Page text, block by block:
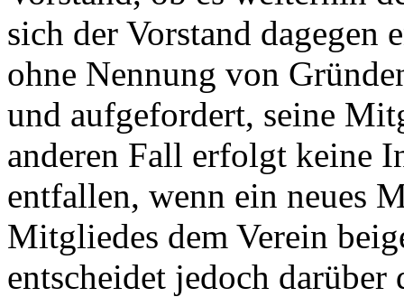
sich der Vorstand
ohne Nennung von
und aufgefordert, seine
anderen Fall erfolgt keine
entfallen, wenn ein neues
Mitgliedes dem Verein
entscheidet jedoch darüber